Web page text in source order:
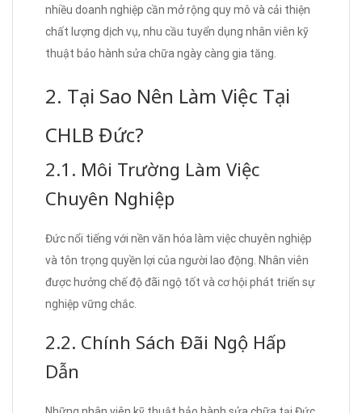
nhiều doanh nghiệp cần mở rộng quy mô và cải thiện
chất lượng dịch vụ, nhu cầu tuyển dụng nhân viên kỹ
thuật bảo hành sửa chữa ngày càng gia tăng.
2. Tại Sao Nên Làm Việc Tại
CHLB Đức?
2.1. Môi Trường Làm Việc
Chuyên Nghiệp
Đức nổi tiếng với nền văn hóa làm việc chuyên nghiệp
và tôn trọng quyền lợi của người lao động. Nhân viên
được hưởng chế độ đãi ngộ tốt và cơ hội phát triển sự
nghiệp vững chắc.
2.2. Chính Sách Đãi Ngộ Hấp
Dẫn